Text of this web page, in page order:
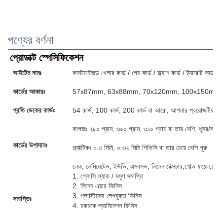
পণ্যের বর্ণনা
প্রোডাক্ট স্পেসিফিকেশন
আইটেম নামঃ কাস্টমাইজড খেলার কার্ড / গেম কার্ড / ফ্ল্যাশ কার্ড / ট্যারোট কার্ড /
কার্ডের আকারঃ 57x87mm, 63x88mm, 70x120mm, 100x150mm
প্রতি ডেকের কার্ডঃ 54 কার্ড, 100 কার্ড, 200 কার্ড বা আরো, আপনার প্রয়োজনীয়তা
কার্ডের উপাদানঃ
কাগজঃ ২৮০ গ্রাম, ৩০০ গ্রাম, ৩১০ গ্রাম বা তার বেশি, ধূসর/
প্ল্যাক্টিকঃ ০.৩ মিমি, ০.৩২ মিমি পিভিসি বা তার চেয়ে বেশি পুরু
সমাপ্তিঃ
লেক, লেমিনেটেড, ইউভি, এমবসড, লিনেন টেক্সচার,গোল্ড
1. গ্লোসি ল্যাক / মসৃণ সমাপ্তি
2. লিনেন এয়ার ফিনিস
3. প্লাস্টিকের লেপযুক্ত ফিনিস
4. চকচকে ল্যামিনেশন ফিনিস